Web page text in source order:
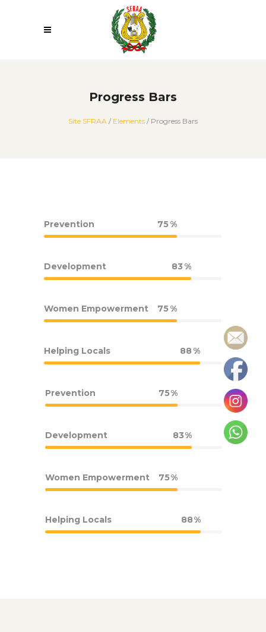
Progress Bars
Site SFRAA / Elements / Progress Bars
Prevention 75
Development 83
Women Empowerment 75
Helping Locals 88
Prevention 75
Development 83
Women Empowerment 75
Helping Locals 88